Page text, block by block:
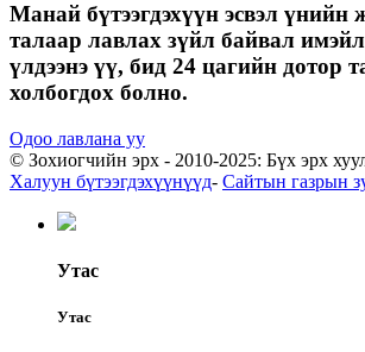
Манай бүтээгдэхүүн эсвэл үнийн
талаар лавлах зүйл байвал
үлдээнэ үү, бид 24 цагийн дотор
холбогдох болно.
Одоо лавлана уу
© Зохиогчийн эрх - 2010-2025: Бүх эрх
Халуун бүтээгдэхүүнүүд- Сайтын газрын
Утас
Утас